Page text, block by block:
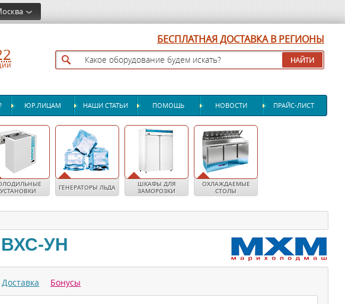
БЕСПЛАТНАЯ ДОСТАВКА В РЕГИОНЫ
ЮР.ЛИЦАМ НАШИ СТАТЬИ ПОМОЩЬ НОВОСТИ ПРАЙС-ЛИСТ
УСТАНОВКИ
ГЕНЕРАТОРЫ ЛЬДА
ШКАФЫ ДЛЯ
ЗАМОРОЗКИ
ОХЛАЖДАЕМЫЕ
СТОЛЫ
УН
Доставка Бонусы